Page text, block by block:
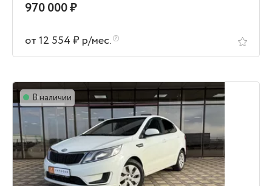
970 000 ₽
от 12 554 ₽ р/мес.
В наличии